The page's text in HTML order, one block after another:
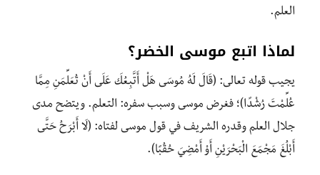
العلم.
لماذا اتبع موسى الخضر؟
يجيب قوله تعالى: (قَالَ لَهُ مُوسَى هَلْ أَتَّبِعُكَ عَلَى أَنْ تُعَلِّمَنِ مِمَّا
عُلِّمْتَ رُشْدًا)؛ فغرض موسى وسبب سفره: التعلم. ويتضح مدى
جلال العلم وقدره الشريف في قول موسى لفتاه: (لَا أَبْرَحُ حَتَّى
أَبْلُغَ مَجْمَعَ الْبَحْرَيْنِ أَوْ أَمْضِيَ حُقُبًا).